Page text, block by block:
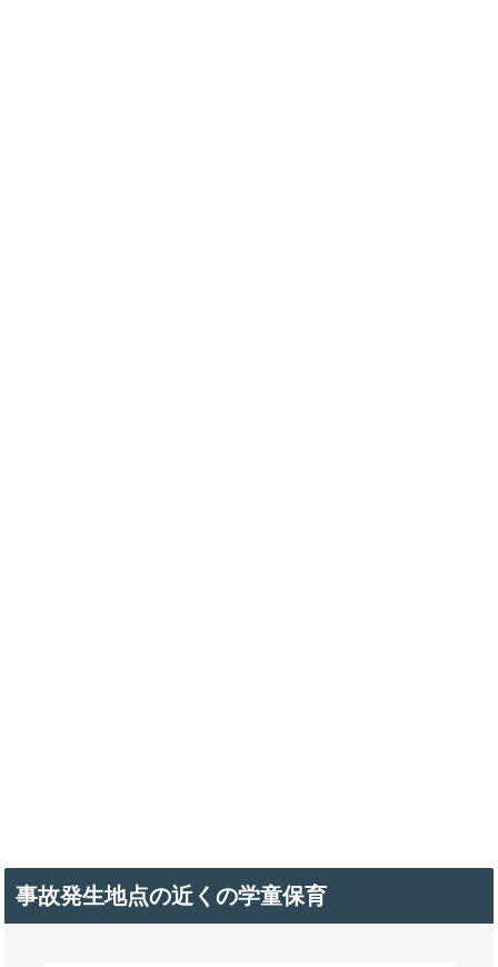
事故発生地点の近くの学童保育